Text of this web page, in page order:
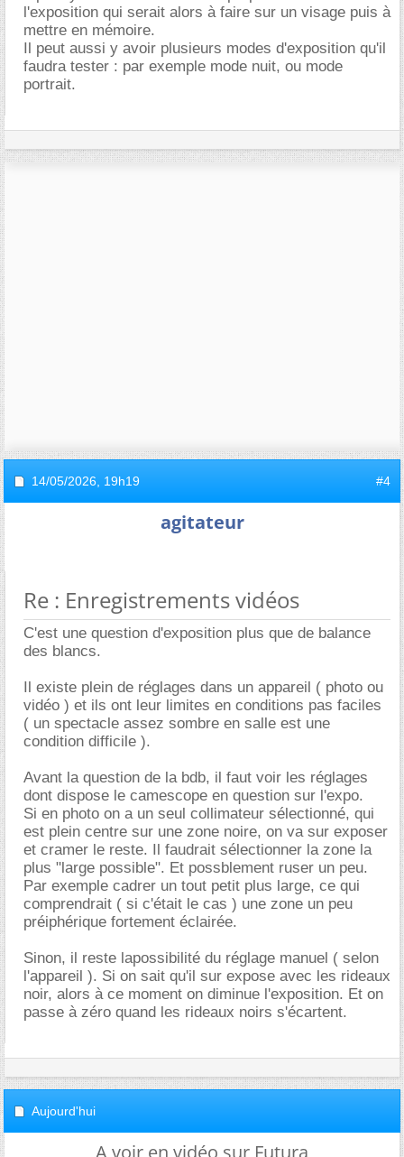
l'exposition qui serait alors à faire sur un visage puis à
mettre en mémoire.
Il peut aussi y avoir plusieurs modes d'exposition qu'il
faudra tester : par exemple mode nuit, ou mode
portrait.
14/05/2026, 19h19 #4
agitateur
Re : Enregistrements vidéos
C'est une question d'exposition plus que de balance
des blancs.
Il existe plein de réglages dans un appareil ( photo ou
vidéo ) et ils ont leur limites en conditions pas faciles
( un spectacle assez sombre en salle est une
condition difficile ).
Avant la question de la bdb, il faut voir les réglages
dont dispose le camescope en question sur l'expo.
Si en photo on a un seul collimateur sélectionné, qui
est plein centre sur une zone noire, on va sur exposer
et cramer le reste. Il faudrait sélectionner la zone la
plus "large possible". Et possblement ruser un peu.
Par exemple cadrer un tout petit plus large, ce qui
comprendrait ( si c'était le cas ) une zone un peu
préiphérique fortement éclairée.
Sinon, il reste lapossibilité du réglage manuel ( selon
l'appareil ). Si on sait qu'il sur expose avec les rideaux
noir, alors à ce moment on diminue l'exposition. Et on
passe à zéro quand les rideaux noirs s'écartent.
Aujourd'hui
A voir en vidéo sur Futura